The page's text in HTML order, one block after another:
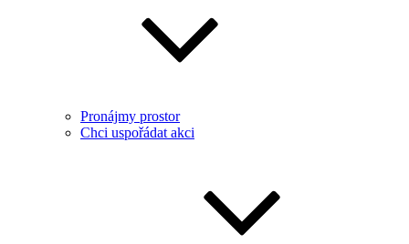
Pronájmy prostor
Chci uspořádat akci